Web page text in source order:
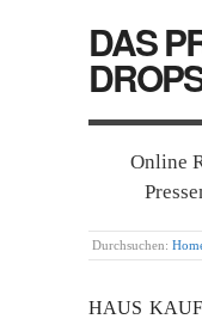
DAS
Online
Durchsuchen:
HAUS